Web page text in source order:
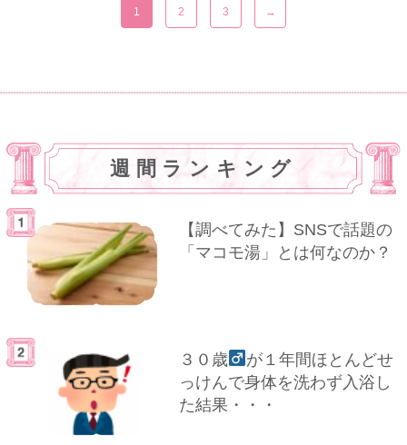
1 2 3 →
週間ランキング
【調べてみた】SNSで話題の
「マコモ湯」とは何なのか？
３０歳
が１年間ほとんどせ
っけんで身体を洗わず入浴し
た結果・・・